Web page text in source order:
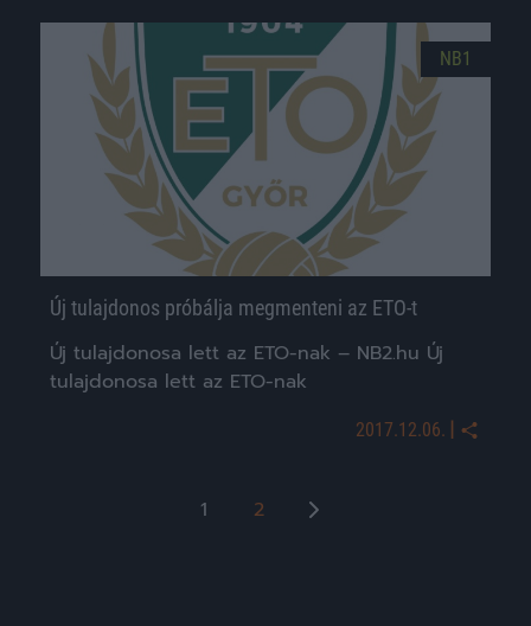
NB1
Új tulajdonos próbálja megmenteni az ETO-t
Új tulajdonosa lett az ETO-nak – NB2.hu Új
tulajdonosa lett az ETO-nak
2017.12.06. |
Bejegyzések
1 2